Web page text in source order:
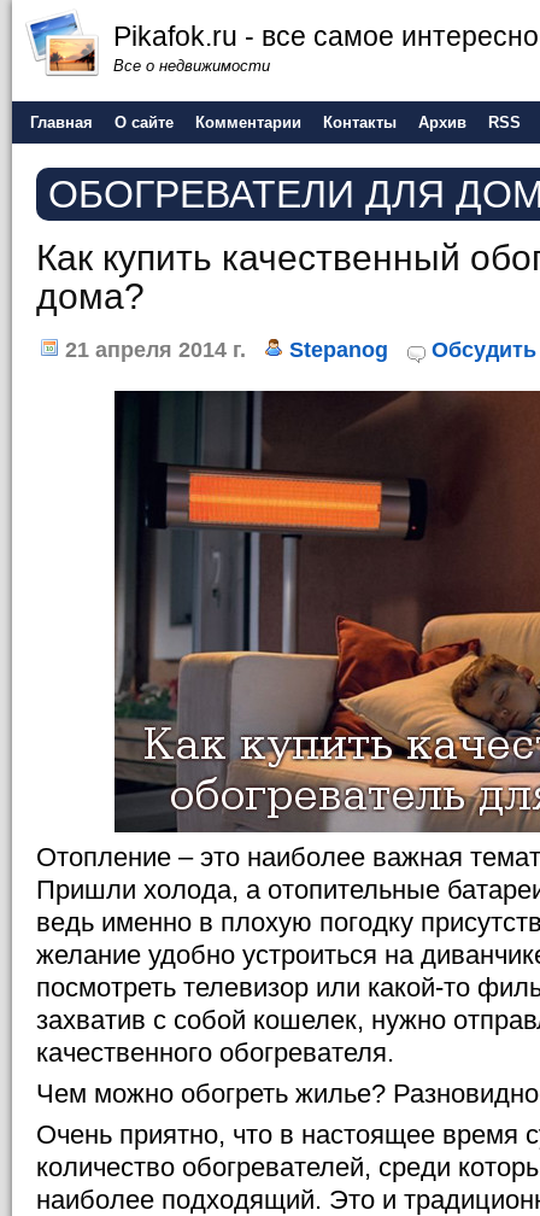
Pikafok.ru - все самое
Все о недвижимости
Главная О сайте Комментарии Контакты Архив RSS
ОБОГРЕВАТЕЛИ ДЛЯ
Как купить качественный
дома?
21 апреля 2014 г. Stepanog Обсудить
Отопление – это наиболее важная
Пришли холода, а отопительные
ведь именно в плохую погодку
желание удобно устроиться на
посмотреть телевизор или какой-то
захватив с собой кошелек, нужно
качественного обогревателя.
Чем можно обогреть жилье?
Очень приятно, что в настоящее время
количество обогревателей, среди
наиболее подходящий. Это и